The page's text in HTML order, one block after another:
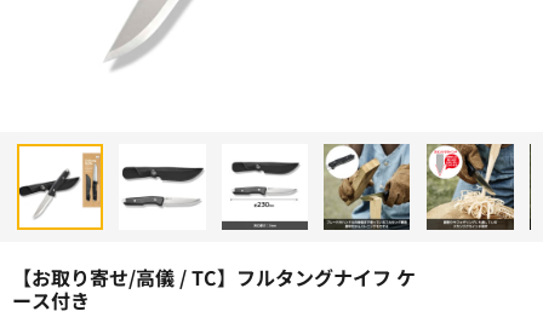
【お取り寄せ/高儀 / TC】フルタングナイフ ケ
ース付き